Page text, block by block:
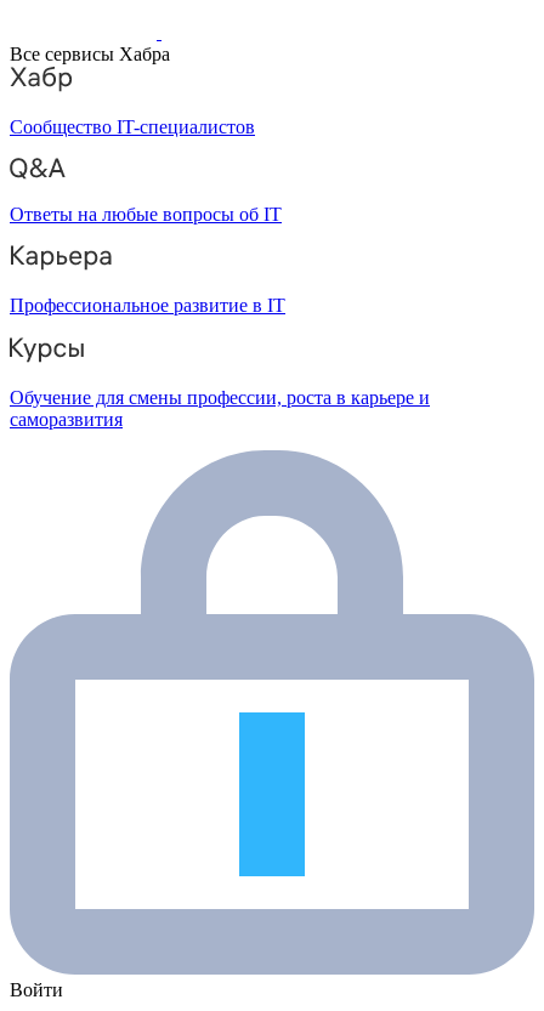
Все сервисы Хабра
Сообщество IT-специалистов
Ответы на любые вопросы об IT
Профессиональное развитие в IT
Обучение для смены профессии, роста в карьере и
саморазвития
Войти